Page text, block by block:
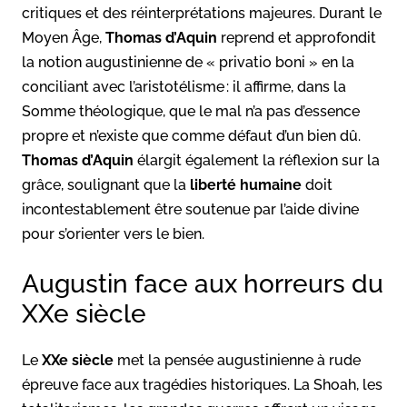
critiques et des réinterprétations majeures. Durant le
Moyen Âge, Thomas d’Aquin reprend et approfondit
la notion augustinienne de « privatio boni » en la
conciliant avec l’aristotélisme : il affirme, dans la
Somme théologique, que le mal n’a pas d’essence
propre et n’existe que comme défaut d’un bien dû.
Thomas d’Aquin élargit également la réflexion sur la
grâce, soulignant que la liberté humaine doit
incontestablement être soutenue par l’aide divine
pour s’orienter vers le bien.
Augustin face aux horreurs du
XXe siècle
Le XXe siècle met la pensée augustinienne à rude
épreuve face aux tragédies historiques. La Shoah, les